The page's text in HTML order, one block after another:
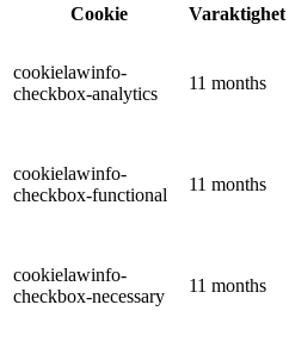
Cookie
Varaktighet
cookielawinfo-
checkbox-analytics
11 months
cookielawinfo-
checkbox-functional
11 months
cookielawinfo-
checkbox-necessary
11 months